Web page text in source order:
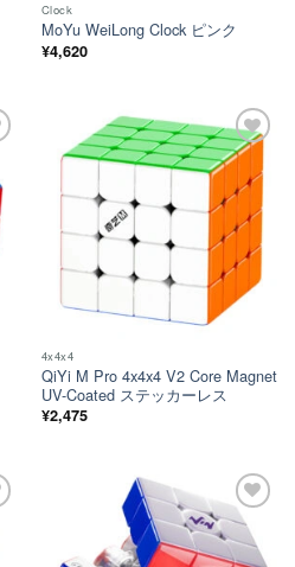
Clock
MoYu WeiLong Clock ピンク
¥4,620
ほし
い！
4x4x4
QiYi M Pro 4x4x4 V2 Core Magnet
UV-Coated ステッカーレス
¥2,475
ほし
い！